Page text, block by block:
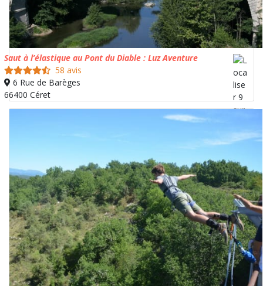
Saut à l’élastique au Pont du Diable : Luz Aventure
58 avis
6 Rue de Barèges
66400 Céret